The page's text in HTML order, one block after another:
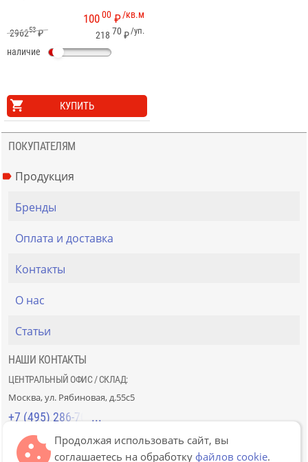
/кв.м
10000 ₽
296253₽ /уп.
218 70 ₽
наличие
КУПИТЬ
ПОКУПАТЕЛЯМ
Продукция
Бренды
Оплата и доставка
Контакты
О нас
Статьи
НАШИ КОНТАКТЫ
ЦЕНТРАЛЬНЫЙ ОФИС / СКЛАД:
Москва, ул. Рябиновая, д.55с5
+7 (495) 286-70-40
СТРОЙРЫНОК «СЛАВЯНСКИЙ МИР»:
Москва, 41км МКАД, пав. Г-14/7-8 и Д-14/7-8
Продолжая использовать сайт, вы
соглашаетесь на обработку файлов cookie.